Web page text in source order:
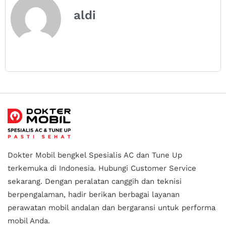
aldi
Dokter Mobil bengkel Spesialis AC dan Tune Up
terkemuka di Indonesia. Hubungi Customer Service
sekarang. Dengan peralatan canggih dan teknisi
berpengalaman, hadir berikan berbagai layanan
perawatan mobil andalan dan bergaransi untuk performa
mobil Anda.